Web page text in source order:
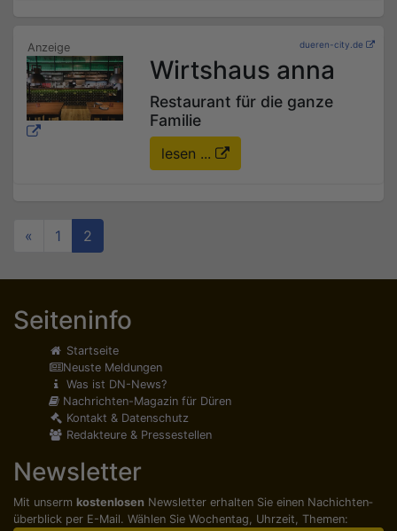
dueren-city.de
Wirtshaus anna
Restaurant für die ganze
Familie
lesen ...
« 1 2
Seiteninfo
Startseite
Neuste Meldungen
Was ist DN-News?
Nachrichten-Magazin für Düren
Kontakt & Datenschutz
Redakteure & Pressestellen
Newsletter
Mit unserm kostenlosen Newsletter erhalten Sie einen Nachichten­
überblick per E-Mail. Wählen Sie Wochentag, Uhrzeit, Themen: